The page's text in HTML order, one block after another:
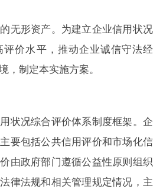
形资产。为建立企业信用状况
价水平，推动企业诚信守法经
，制定本实施方案。
况综合评价体系制度框架。企
要包括公共信用评价和市场化信
由政府部门遵循公益性原则组织
律法规和相关管理规定情况，主